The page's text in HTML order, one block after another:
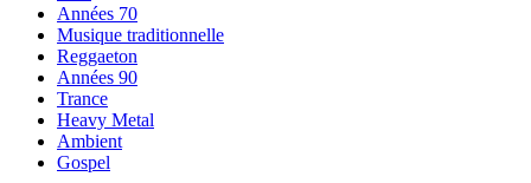
Années 70
Musique traditionnelle
Reggaeton
Années 90
Trance
Heavy Metal
Ambient
Gospel